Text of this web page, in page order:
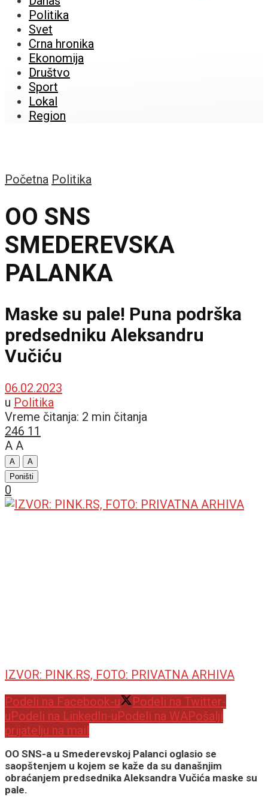
Politika
Svet
Crna hronika
Ekonomija
Društvo
Sport
Lokal
Region
Početna Politika
OO SNS
SMEDEREVSKA
PALANKA
Maske su pale! Puna podrška
predsedniku Aleksandru
Vučiću
06.02.2023
u Politika
Vreme čitanja: 2 min čitanja
246 11
A A
A
A
Poništi
0
IZVOR: PINK.RS, FOTO: PRIVATNA ARHIVA
Podeli na Facebook-u
Podeli na Twitter-
uPodeli na LinkedIn-uPodeli na WAPošalji
prijatelju na mail
OO SNS-a u Smederevskoj Palanci oglasio se
saopštenjem u kojem se kaže da su današnjim
obraćanjem predsednika Aleksandra Vučića maske su
pale.